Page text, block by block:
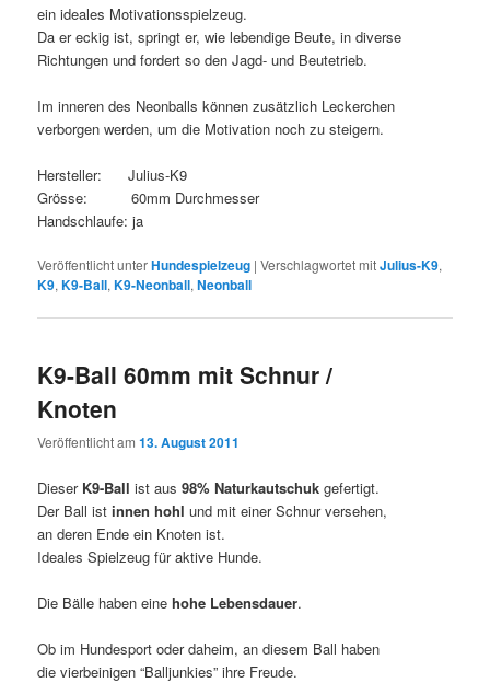
ein ideales Motivationsspielzeug.
Da er eckig ist, springt er, wie lebendige Beute, in diverse
Richtungen und fordert so den Jagd- und Beutetrieb.
Im inneren des Neonballs können zusätzlich Leckerchen
verborgen werden, um die Motivation noch zu steigern.
Hersteller: Julius-K9
Grösse: 60mm Durchmesser
Handschlaufe: ja
Veröffentlicht unterHundespielzeug |Verschlagwortet mitJulius-K9,
K9,K9-Ball,K9-Neonball,Neonball
K9-Ball 60mm mit Schnur /
Knoten
Veröffentlicht am13. August 2011
Dieser K9-Ballist aus98% Naturkautschuk gefertigt.
Der Ball istinnen hohlund mit einer Schnur versehen,
an deren Ende ein Knoten ist.
Ideales Spielzeug für aktive Hunde.
Die Bälle haben einehohe Lebensdauer.
Ob im Hundesport oder daheim, an diesem Ball haben
die vierbeinigen “Balljunkies” ihre Freude.